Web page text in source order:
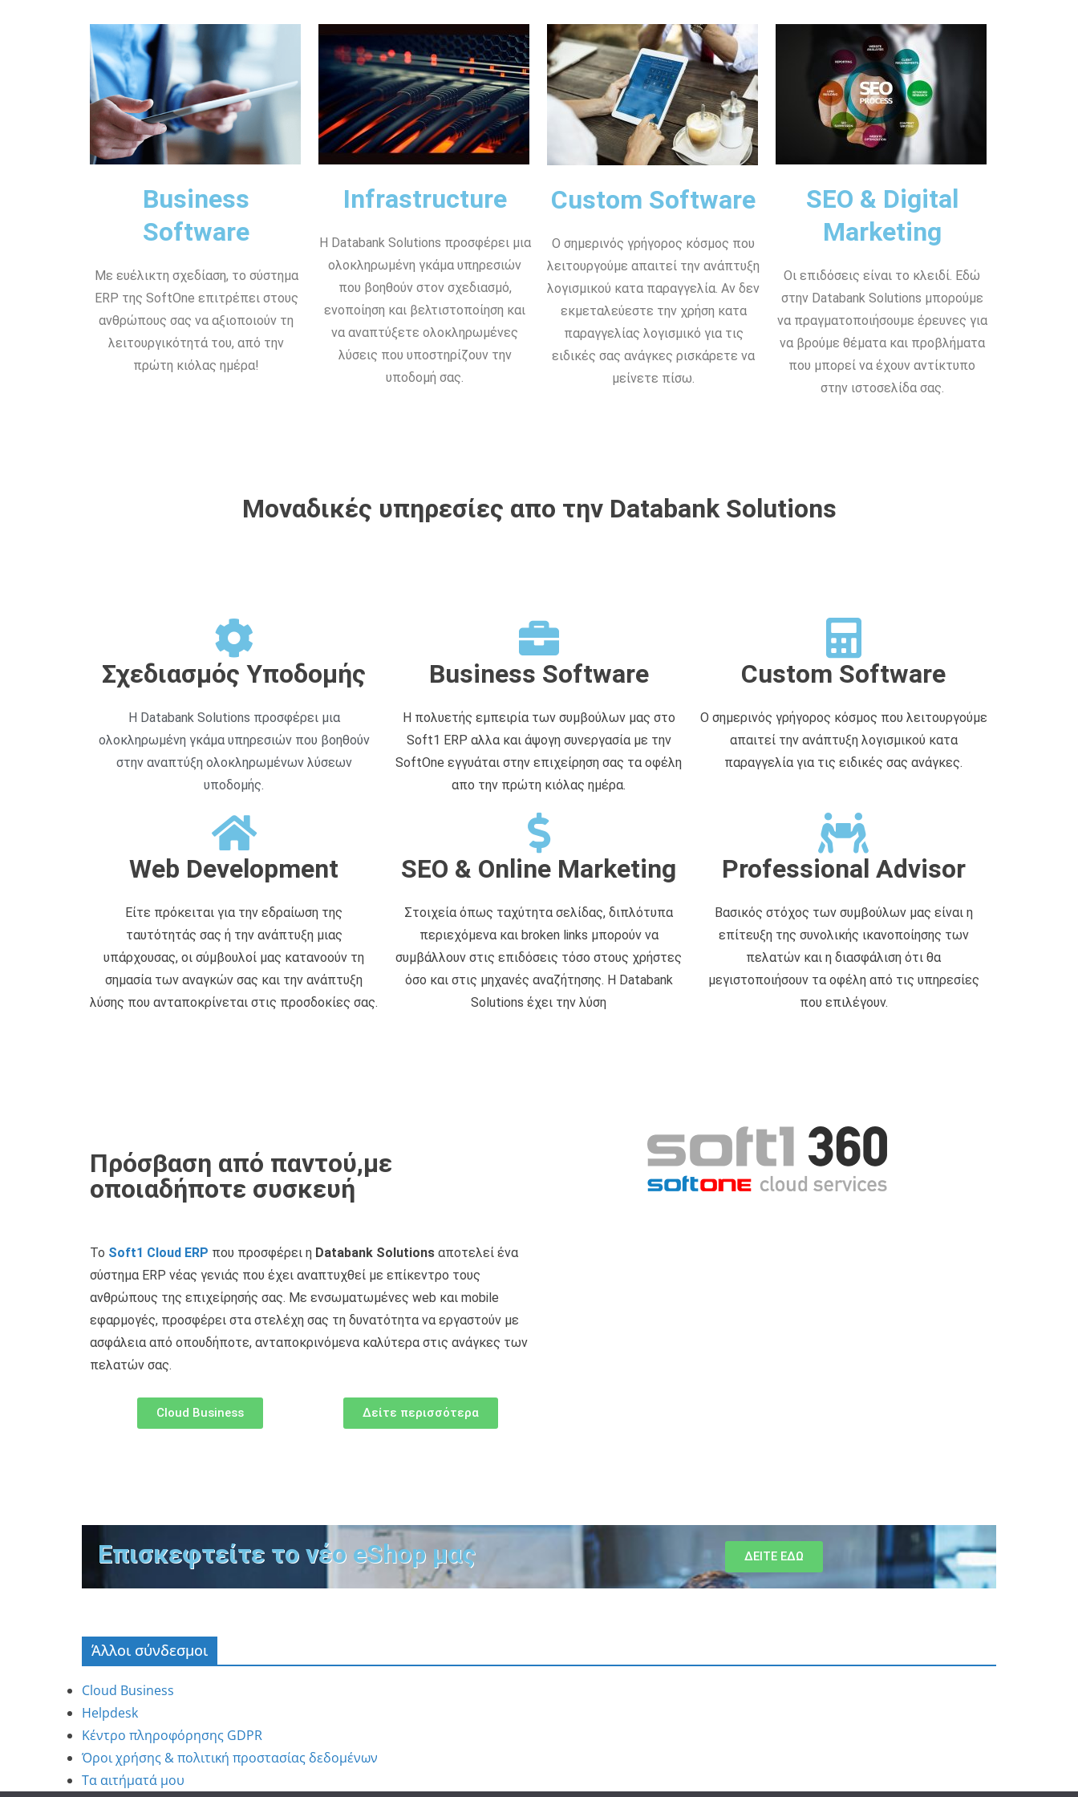
Business
Software
Με ευέλικτη σχεδίαση, το σύστημα
ERP της SoftOne επιτρέπει στους
ανθρώπους σας να αξιοποιούν τη
λειτουργικότητά του, από την
πρώτη κιόλας ημέρα!
Infrastructure
Η Databank Solutions προσφέρει μια
ολοκληρωμένη γκάμα υπηρεσιών
που βοηθούν στον σχεδιασμό,
ενοποίηση και βελτιστοποίηση και
να αναπτύξετε ολοκληρωμένες
λύσεις που υποστηρίζουν την
υποδομή σας.
Custom Software
Ο σημερινός γρήγορος κόσμος που
λειτουργούμε απαιτεί την ανάπτυξη
λογισμικού κατα παραγγελία. Αν δεν
εκμεταλεύεστε την χρήση κατα
παραγγελίας λογισμικό για τις
ειδικές σας ανάγκες ρισκάρετε να
μείνετε πίσω.
SEO & Digital
Marketing
Οι επιδόσεις είναι το κλειδί. Εδώ
στην Databank Solutions μπορούμε
να πραγματοποιήσουμε έρευνες για
να βρούμε θέματα και προβλήματα
που μπορεί να έχουν αντίκτυπο
στην ιστοσελίδα σας.
Μοναδικές υπηρεσίες απο την Databank Solutions
Σχεδιασμός Υποδομής
Η Databank Solutions προσφέρει μια
ολοκληρωμένη γκάμα υπηρεσιών που βοηθούν
στην αναπτύξη ολοκληρωμένων λύσεων
υποδομής.
Business Software
Η πολυετής εμπειρία των συμβούλων μας στο
Soft1 ERP αλλα και άψογη συνεργασία με την
SoftOne εγγυάται στην επιχείρηση σας τα οφέλη
απο την πρώτη κιόλας ημέρα.
Custom Software
Ο σημερινός γρήγορος κόσμος που λειτουργούμε
απαιτεί την ανάπτυξη λογισμικού κατα
παραγγελία για τις ειδικές σας ανάγκες.
Web Development
Είτε πρόκειται για την εδραίωση της
ταυτότητάς σας ή την ανάπτυξη μιας
υπάρχουσας, οι σύμβουλοί μας κατανοούν τη
σημασία των αναγκών σας και την ανάπτυξη
λύσης που ανταποκρίνεται στις προσδοκίες σας.
SEO & Online Marketing
Στοιχεία όπως ταχύτητα σελίδας, διπλότυπα
περιεχόμενα και broken links μπορούν να
συμβάλλουν στις επιδόσεις τόσο στους χρήστες
όσο και στις μηχανές αναζήτησης. Η Databank
Solutions έχει την λύση
Professional Advisor
Βασικός στόχος των συμβούλων μας είναι η
επίτευξη της συνολικής ικανοποίησης των
πελατών και η διασφάλιση ότι θα
μεγιστοποιήσουν τα οφέλη από τις υπηρεσίες
που επιλέγουν.
Πρόσβαση από παντού,με
οποιαδήποτε συσκευή
Το Soft1 Cloud ERP που προσφέρει η Databank Solutions αποτελεί ένα
σύστημα ERP νέας γενιάς που έχει αναπτυχθεί με επίκεντρο τους
ανθρώπους της επιχείρησής σας. Με ενσωματωμένες web και mobile
εφαρμογές, προσφέρει στα στελέχη σας τη δυνατότητα να εργαστούν με
ασφάλεια από οπουδήποτε, ανταποκρινόμενα καλύτερα στις ανάγκες των
πελατών σας.
Cloud Business Δείτε περισσότερα
Επισκεφτείτε το νέο eShop μας ΔΕΙΤΕ ΕΔΩ
Άλλοι σύνδεσμοι
Cloud Business
Helpdesk
Κέντρο πληροφόρησης GDPR
Όροι χρήσης & πολιτική προστασίας δεδομένων
Τα αιτήματά μου